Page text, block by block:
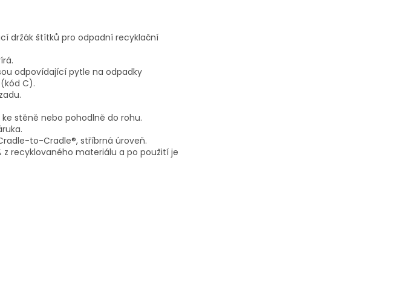
držák štítků pro odpadní recyklační
odpovídající pytle na odpadky
C).
stěně nebo pohodlně do rohu.
to-Cradle®, stříbrná úroveň.
z recyklovaného materiálu a po použití je